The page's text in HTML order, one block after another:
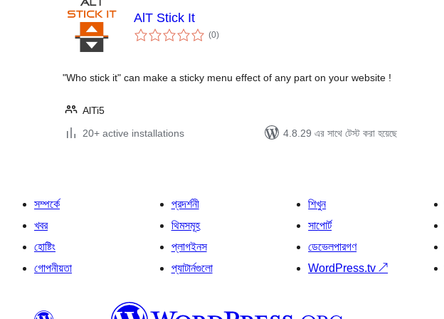
AlT Stick It
(0total
ratings
)
"Who stick it" can make a sticky menu effect of any part on your website !
AlTi5
20+ active installations
4.8.29 এর সাথে টেস্ট করা হয়েছে
সম্পর্কে
খবর
হোষ্টিং
গোপনীয়তা
প্রদর্শনী
থিমসমূহ
প্লাগইনস
প্যাটার্নগুলো
শিখুন
সাপোর্ট
ডেভেলপারগণ
WordPress.tv↗